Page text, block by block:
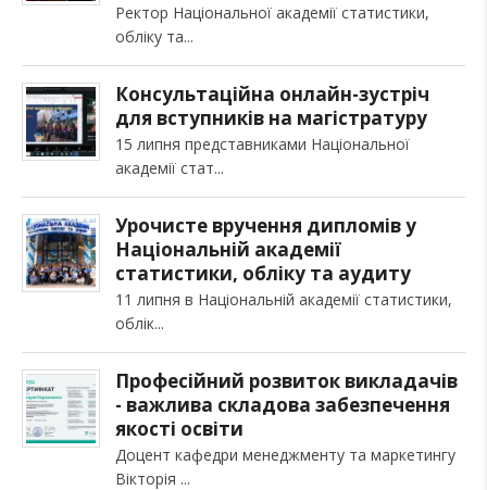
Ректор Національної академії статистики,
обліку та
Консультаційна онлайн-зустріч
для вступників на магістратуру
15 липня представниками Національної
академії стат
Урочисте вручення дипломів у
Національній академії
статистики, обліку та аудиту
11 липня в Національній академії статистики,
облік
Професійний розвиток викладачів
- важлива складова забезпечення
якості освіти
Доцент кафедри менеджменту та маркетингу
Вікторія